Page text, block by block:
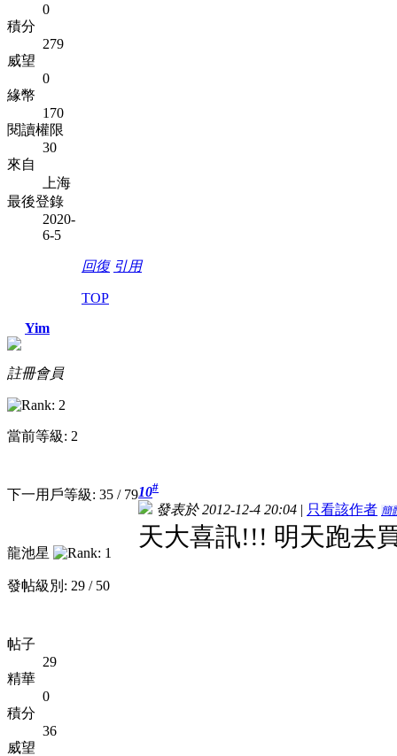
0
積分
279
威望
0
緣幣
170
閱讀權限
30
來自
上海
最後登錄
2020-
6-5
回復 引用
TOP
Yim
註冊會員
當前等級: 2
下一用戶等級: 35 / 79
龍池星
發帖級別: 29 / 50
帖子
29
精華
0
積分
36
威望
10#
發表於 2012-12-4 20:04 | 只看該作者 簡
天大喜訊!!! 明天跑去